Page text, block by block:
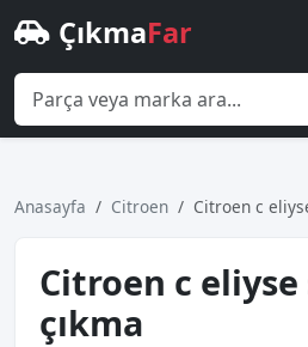
ÇıkmaFar
Anasayfa Citroen Citroen c
Citroen c
çıkma